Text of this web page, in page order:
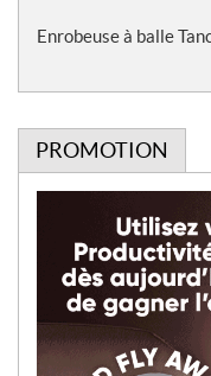
i
o
n
s
t
e
s
Enrobeuse à balle
PROMOTION
m
o